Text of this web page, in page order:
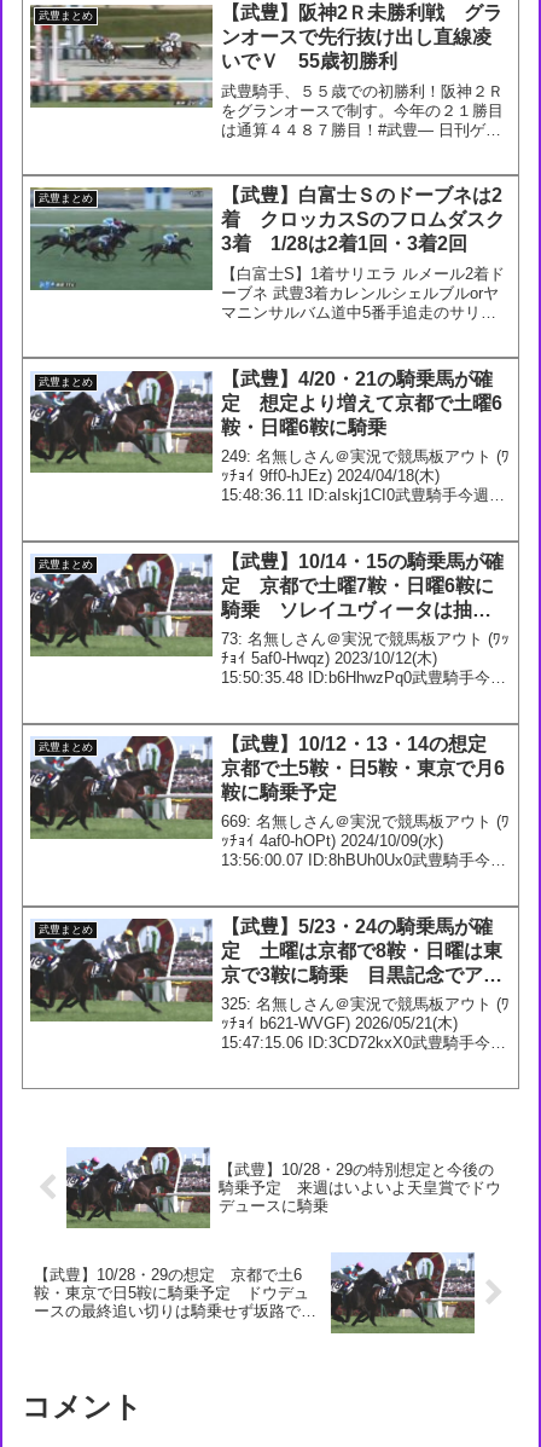
武豊まとめ
【武豊】阪神2Ｒ未勝利戦 グラ
ンオースで先行抜け出し直線凌
いでＶ 55歳初勝利
武豊騎手、５５歳での初勝利！阪神２Ｒ
をグランオースで制す。今年の２１勝目
は通算４４８７勝目！#武豊— 日刊ゲン
(36-CHo-a...
武豊まとめ
【武豊】白富士Ｓのドーブネは2
着 クロッカスSのフロムダスク
3着 1/28は2着1回・3着2回
【白富士S】1着サリエラ ルメール2着ド
ーブネ 武豊3着カレンルシェルブルorヤ
マニンサルバム道中5番手追走のサリエ
サリエラ — 競馬ラボ (@keibalab) ...
武豊まとめ
【武豊】4/20・21の騎乗馬が確
定 想定より増えて京都で土曜6
鞍・日曜6鞍に騎乗
249: 名無しさん＠実況で競馬板アウト (ﾜ
ｯﾁｮｲ 9ff0-hJEz) 2024/04/18(木)
15:48:36.11 ID:aIskj1CI0武豊騎手今週の
武豊まとめ
【武豊】10/14・15の騎乗馬が確
定 京都で土曜7鞍・日曜6鞍に
騎乗 ソレイユヴィータは抽選
突破して秋華賞へ
73: 名無しさん＠実況で競馬板アウト (ﾜｯ
ﾁｮｲ 5af0-Hwqz) 2023/10/12(木)
15:50:35.48 ID:b6HhwzPq0武豊騎手今週
武豊まとめ
【武豊】10/12・13・14の想定
京都で土5鞍・日5鞍・東京で月6
鞍に騎乗予定
669: 名無しさん＠実況で競馬板アウト (ﾜ
ｯﾁｮｲ 4af0-hOPt) 2024/10/09(水)
13:56:00.07 ID:8hBUh0Ux0武豊騎手今週
武豊まとめ
【武豊】5/23・24の騎乗馬が確
定 土曜は京都で8鞍・日曜は東
京で3鞍に騎乗 目黒記念でアマ
キヒに騎乗が決定 オークスの
アランカールは2枠3番に
325: 名無しさん＠実況で競馬板アウト (ﾜ
ｯﾁｮｲ b621-WVGF) 2026/05/21(木)
15:47:15.06 ID:3CD72kxX0武豊騎手今週
【武豊】10/28・29の特別想定と今後の
騎乗予定 来週はいよいよ天皇賞でドウ
デュースに騎乗
【武豊】10/28・29の想定 京都で土6
鞍・東京で日5鞍に騎乗予定 ドウデュ
ースの最終追い切りは騎乗せず坂路で
コメント